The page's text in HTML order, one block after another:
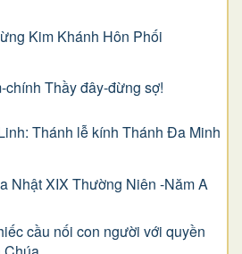
Kim Khánh Hôn Phối
chính Thầy đây-đừng sợ!
Thánh lễ kính Thánh Đa Minh
Nhật XIX Thường Niên -Năm A
cầu nối con người với quyền